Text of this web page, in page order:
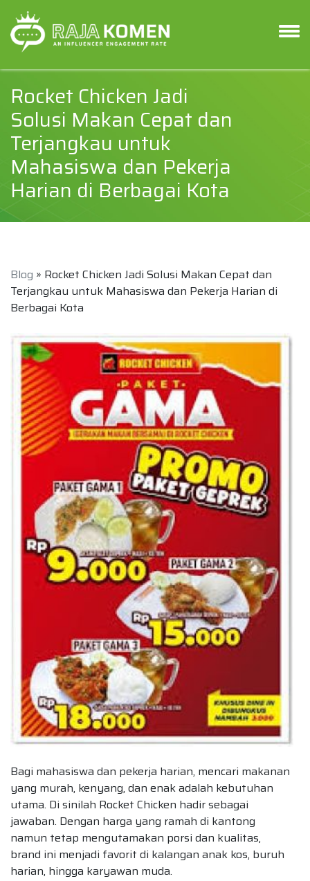
Rocket Chicken Jadi
Solusi Makan Cepat dan
Terjangkau untuk
Mahasiswa dan Pekerja
Harian di Berbagai Kota
Blog » Rocket Chicken Jadi Solusi Makan Cepat dan
Terjangkau untuk Mahasiswa dan Pekerja Harian di
Berbagai Kota
Bagi mahasiswa dan pekerja harian, mencari makanan
yang murah, kenyang, dan enak adalah kebutuhan
utama. Di sinilah Rocket Chicken hadir sebagai
jawaban. Dengan harga yang ramah di kantong
namun tetap mengutamakan porsi dan kualitas,
brand ini menjadi favorit di kalangan anak kos, buruh
harian, hingga karyawan muda.